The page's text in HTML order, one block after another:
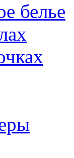
белье